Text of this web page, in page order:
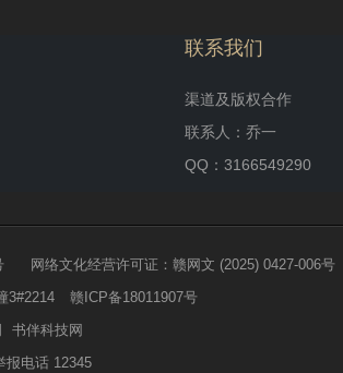
联系我们
渠道及版权合作
联系人：乔一
QQ：3166549290
网络文化经营许可证：赣网文 (2025) 0427-006号
3#2214
赣ICP备18011907号
书伴科技网
电话 12345